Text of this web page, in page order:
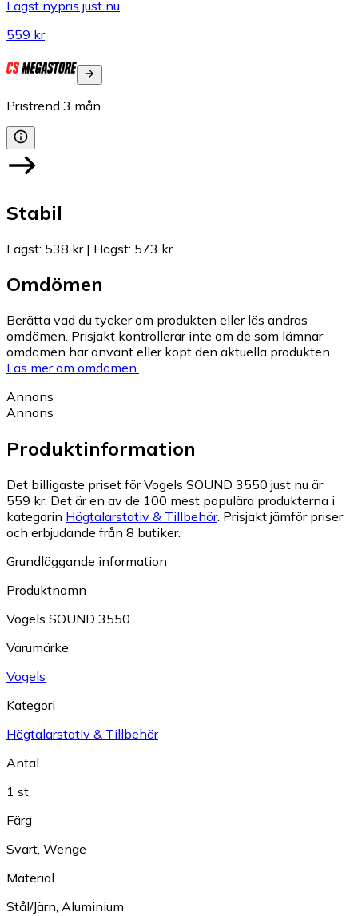
Lägst nypris just nu
559 kr
Pristrend 3 mån
Stabil
Lägst: 538 kr| Högst: 573 kr
Omdömen
Berätta vad du tycker om produkten eller läs andras
omdömen. Prisjakt kontrollerar inte om de som lämnar
omdömen har använt eller köpt den aktuella produkten.
Läs mer om omdömen.
Annons
Annons
Produktinformation
Det billigaste priset för Vogels SOUND 3550 just nu är
559 kr. Det är en av de 100 mest populära produkterna i
kategorin Högtalarstativ & Tillbehör. Prisjakt jämför priser
och erbjudande från 8 butiker.
Grundläggande information
Produktnamn
Vogels SOUND 3550
Varumärke
Vogels
Kategori
Högtalarstativ & Tillbehör
Antal
1 st
Färg
Svart, Wenge
Material
Stål/Järn, Aluminium